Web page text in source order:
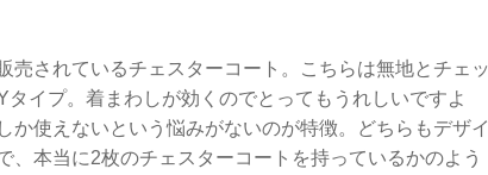
売されているチェスターコート。こちらは無地とチェッ
イプ。着まわしが効くのでとってもうれしいですよ
か使えないという悩みがないのが特徴。どちらもデザイ
、本当に2枚のチェスターコートを持っているかのよう